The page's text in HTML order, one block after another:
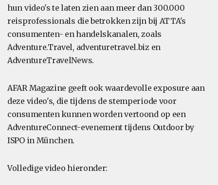
hun video's te laten zien aan meer dan 300.000
reisprofessionals die betrokken zijn bij ATTA's
consumenten- en handelskanalen, zoals
Adventure.Travel, adventuretravel.biz en
AdventureTravelNews.
AFAR Magazine geeft ook waardevolle exposure aan
deze video's, die tijdens de stemperiode voor
consumenten kunnen worden vertoond op een
AdventureConnect-evenement tijdens Outdoor by
ISPO in München.
Volledige video hieronder: